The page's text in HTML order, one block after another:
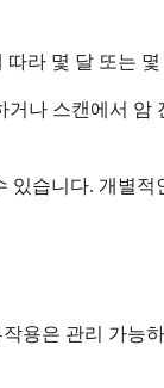
라 몇 달 또는
나 스캔에서
습니다. 개별
용은 관리 가능